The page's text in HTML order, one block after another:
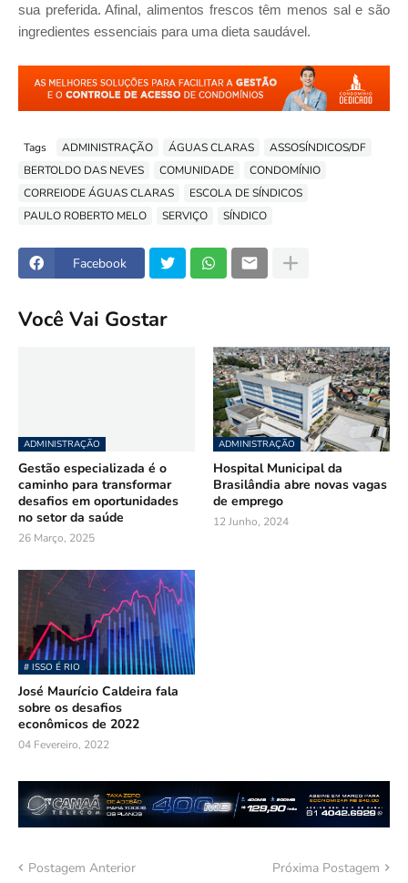
sua preferida. Afinal, alimentos frescos têm menos sal e são
ingredientes essenciais para uma dieta saudável.
Tags ADMINISTRAÇÃO ÁGUAS CLARAS
ASSOSÍNDICOS/DF
BERTOLDO DAS NEVES
COMUNIDADE
CONDOMÍNIO
CORREIODE ÁGUAS CLARAS
ESCOLA DE SÍNDICOS
PAULO ROBERTO MELO
SERVIÇO SÍNDICO
Facebook
Você Vai Gostar
ADMINISTRAÇÃO
Gestão especializada é o
caminho para transformar
desafios em oportunidades
no setor da saúde
26 Março, 2025
ADMINISTRAÇÃO
Hospital Municipal da
Brasilândia abre novas vagas
de emprego
12 Junho, 2024
# ISSO É RIO
José Maurício Caldeira fala
sobre os desafios
econômicos de 2022
04 Fevereiro, 2022
Postagem Anterior Próxima Postagem